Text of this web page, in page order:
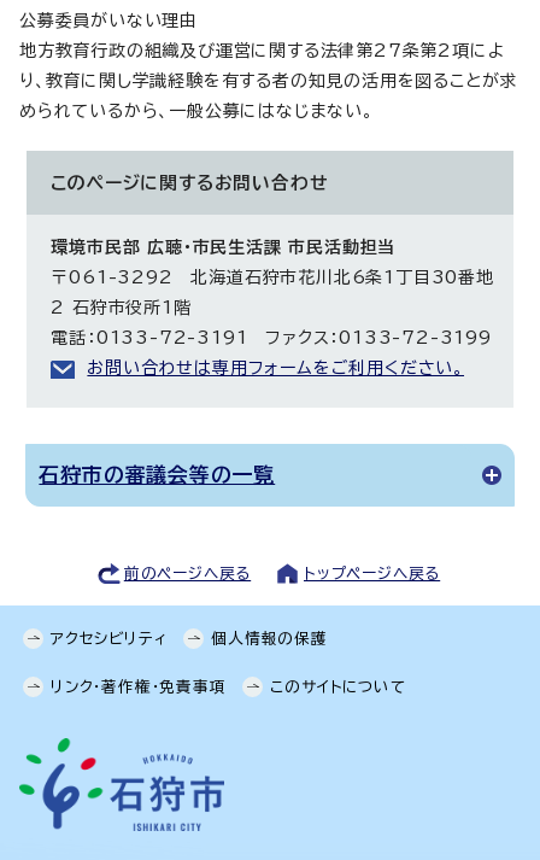
公募委員がいない理由
地方教育行政の組織及び運営に関する法律第27条第2項によ
り、教育に関し学識経験を有する者の知見の活用を図ることが求
められているから、一般公募にはなじまない。
このページに関する お問い合わせ
環境市民部 広聴・市民生活課 市民活動担当
〒061-3292 北海道石狩市花川北6条1丁目30番地
2 石狩市役所1階
電話：0133-72-3191 ファクス：0133-72-3199
お問い合わせは専用フォームをご利用ください。
石狩市の審議会等の一覧
前のページへ戻る トップページへ戻る
アクセシビリティ 個人情報の保護
リンク・著作権・免責事項 このサイトについて